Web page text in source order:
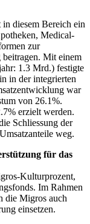
diesem Bereich ein
Medical-
zur
Mit einem
1.3 Mrd.) festigte
in der integrierten
war
von 26.1%.
erzielt werden.
Schliessung der
weg.
für das
Kulturprozent,
Im Rahmen
die Migros auch
einsetzen.